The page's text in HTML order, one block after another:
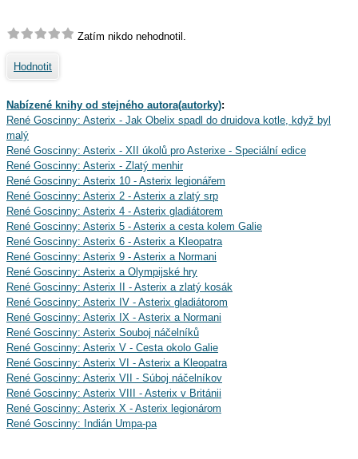
Zatím nikdo nehodnotil.
Hodnotit
Nabízené knihy od stejného autora(autorky):
René Goscinny: Asterix - Jak Obelix spadl do druidova kotle, když byl
malý
René Goscinny: Asterix - XII úkolů pro Asterixe - Speciální edice
René Goscinny: Asterix - Zlatý menhir
René Goscinny: Asterix 10 - Asterix legionářem
René Goscinny: Asterix 2 - Asterix a zlatý srp
René Goscinny: Asterix 4 - Asterix gladiátorem
René Goscinny: Asterix 5 - Asterix a cesta kolem Galie
René Goscinny: Asterix 6 - Asterix a Kleopatra
René Goscinny: Asterix 9 - Asterix a Normani
René Goscinny: Asterix a Olympijské hry
René Goscinny: Asterix II - Asterix a zlatý kosák
René Goscinny: Asterix IV - Asterix gladiátorom
René Goscinny: Asterix IX - Asterix a Normani
René Goscinny: Asterix Souboj náčelníků
René Goscinny: Asterix V - Cesta okolo Galie
René Goscinny: Asterix VI - Asterix a Kleopatra
René Goscinny: Asterix VII - Súboj náčelníkov
René Goscinny: Asterix VIII - Asterix v Británii
René Goscinny: Asterix X - Asterix legionárom
René Goscinny: Indián Umpa-pa